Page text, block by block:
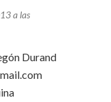
a las
Durand